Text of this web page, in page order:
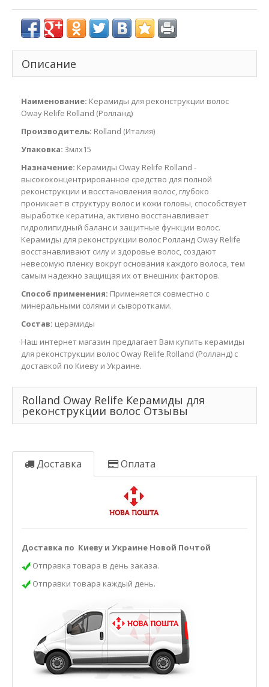
Описание
Наименование: Керамиды для реконструкции волос
Oway Relife Rolland (Ролланд)
Производитель: Rolland (Италия)
Упаковка: 3млх15
Назначение: Керамиды Oway Relife Rolland -
высококонцентрированное средство для полной
реконструкции и восстановления волос, глубоко
проникает в структуру волос и кожи головы, способствует
выработке кератина, активно восстанавливает
гидролипидный баланс и защитные функции волос.
Керамиды для реконструкции волос Ролланд Oway Relife
восстанавливают силу и здоровье волос, создают
невесомую пленку вокруг основания каждого волоса, тем
самым надежно защищая их от внешних факторов.
Способ применения: Применяется совместно с
минеральными солями и сыворотками.
Состав: церамиды
Наш интернет магазин предлагает Вам купить керамиды
для реконструкции волос Oway Relife Rolland (Ролланд) с
доставкой по Киеву и Украине.
Rolland Oway Relife Керамиды для
реконструкции волос Отзывы
Доставка Оплата
Доставка по Киеву и Украине Новой Почтой
Отправка товара в день заказа.
Отправки товара каждый день.